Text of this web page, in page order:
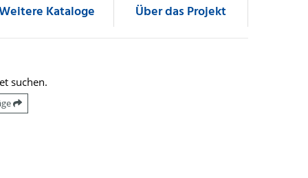
Kataloge Über das Projekt
suchen.